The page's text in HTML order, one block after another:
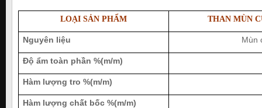
LOẠI SẢN PHẨM THAN MÙN
Nguyên liệu Mùn
Độ ẩm toàn phần %(m/m)
Hàm lượng tro %(m/m)
Hàm lượng chất bốc %(m/m)